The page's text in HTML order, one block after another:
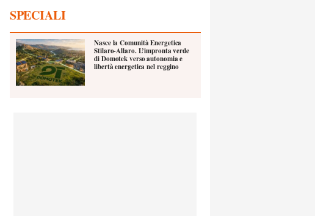
SPECIALI
Nasce la Comunità Energetica
Stilaro-Allaro. L’impronta verde
di Domotek verso autonomia e
libertà energetica nel reggino